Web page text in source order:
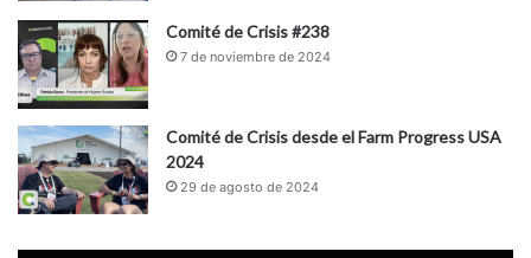
Comité de Crisis #238
7 de noviembre de 2024
Comité de Crisis desde el Farm Progress USA
2024
29 de agosto de 2024